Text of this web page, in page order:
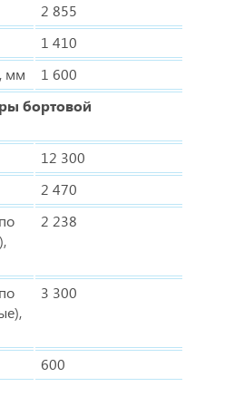
2 855
1 410
мм
1 600
бортовой
12 300
2 470
2 238
3 300
600